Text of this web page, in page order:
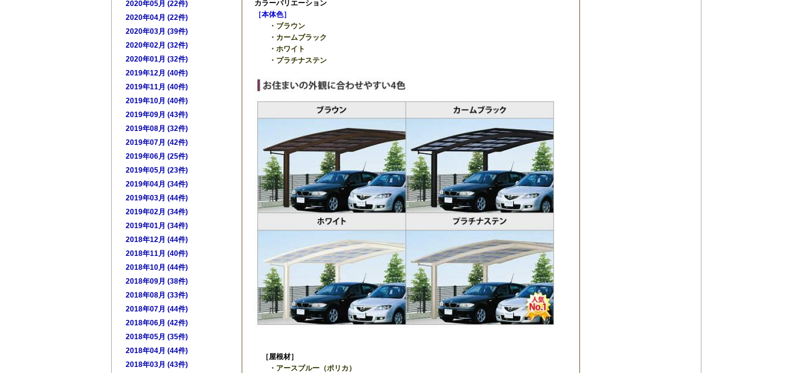
カラーバリエーション
［本体色］
・ブラウン
・カームブラック
・ホワイト
・プラチナステン
［屋根材］
・アースブルー（ポリカ）
2020年05月 (22件)
2020年04月 (22件)
2020年03月 (39件)
2020年02月 (32件)
2020年01月 (32件)
2019年12月 (40件)
2019年11月 (40件)
2019年10月 (40件)
2019年09月 (43件)
2019年08月 (32件)
2019年07月 (42件)
2019年06月 (25件)
2019年05月 (23件)
2019年04月 (34件)
2019年03月 (44件)
2019年02月 (34件)
2019年01月 (34件)
2018年12月 (44件)
2018年11月 (40件)
2018年10月 (44件)
2018年09月 (38件)
2018年08月 (33件)
2018年07月 (44件)
2018年06月 (42件)
2018年05月 (35件)
2018年04月 (44件)
2018年03月 (43件)